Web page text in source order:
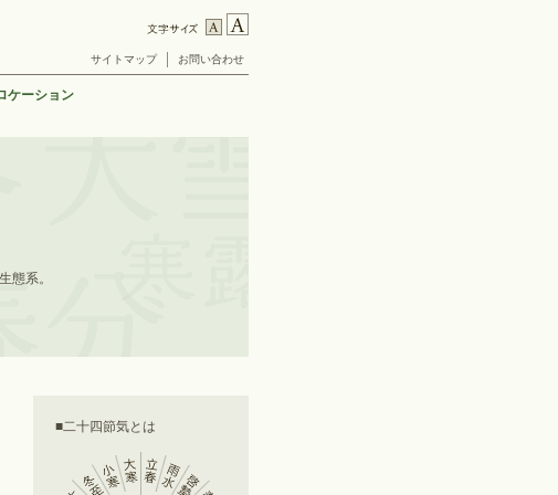
サイトマップ お問い合わせ
ケーション
態系。
■二十四節気とは